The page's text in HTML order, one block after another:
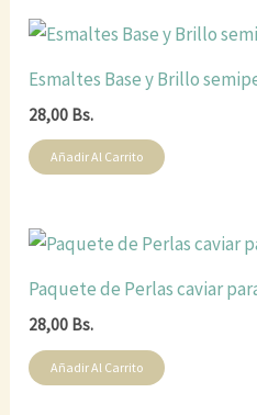
Esmaltes Base y Brillo
28,00 Bs.
Añadir Al Carrito
Paquete de Perlas caviar
28,00 Bs.
Añadir Al Carrito